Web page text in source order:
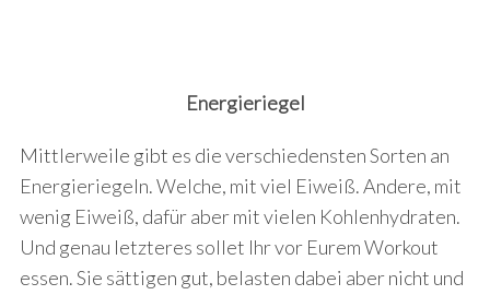
Energieriegel
Mittlerweile gibt es die verschiedensten Sorten an
Energieriegeln. Welche, mit viel Eiweiß. Andere, mit
wenig Eiweiß, dafür aber mit vielen Kohlenhydraten.
Und genau letzteres sollet Ihr vor Eurem Workout
essen. Sie sättigen gut, belasten dabei aber nicht und